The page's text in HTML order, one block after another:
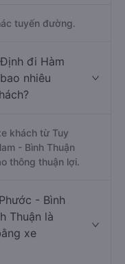
tuyến đường.
đi Hàm
nhiêu
khách từ Tuy
- Bình Thuận
thông thuận lợi.
- Bình
Thuận là
xe